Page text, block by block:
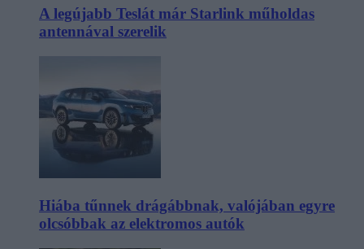
A legújabb Teslát már Starlink műholdas
antennával szerelik
Hiába tűnnek drágábbnak, valójában egyre
olcsóbbak az elektromos autók